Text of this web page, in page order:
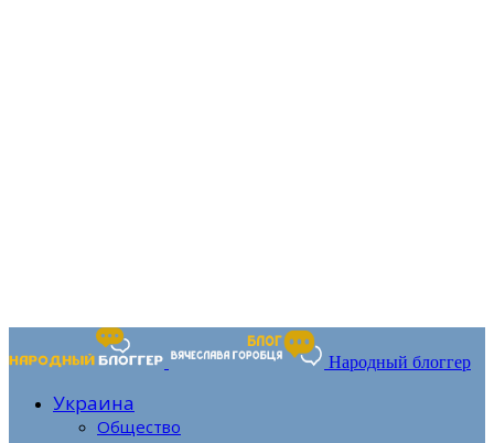
Народный блоггер
Украина
Общество